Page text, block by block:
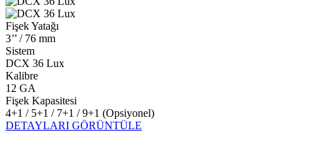
Fişek Yatağı
3’’ / 76 mm
Sistem
DCX 36 Lux
Kalibre
12 GA
Fişek Kapasitesi
4+1 / 5+1 / 7+1 / 9+1 (Opsiyonel)
DETAYLARI GÖRÜNTÜLE